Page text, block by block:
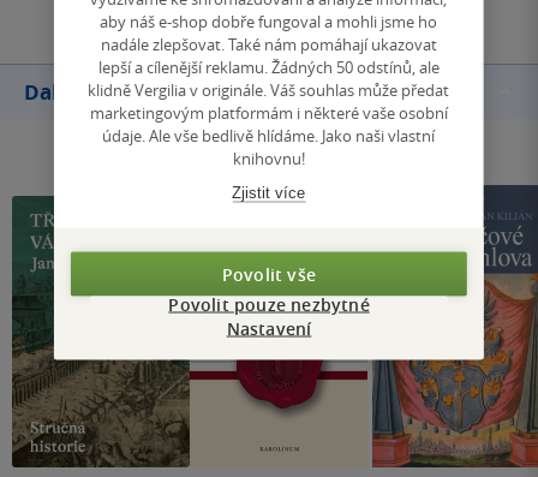
Další knihy autora
aby náš e-shop dobře fungoval a mohli jsme ho
nadále zlepšovat. Také nám pomáhají ukazovat
lepší a cílenější reklamu. Žádných 50 odstínů, ale
klidně Vergilia v originále. Váš souhlas může předat
marketingovým platformám i některé vaše osobní
údaje. Ale vše bedlivě hlídáme. Jako naši vlastní
knihovnu!
Zjistit více
Povolit vše
Povolit pouze nezbytné
Nastavení